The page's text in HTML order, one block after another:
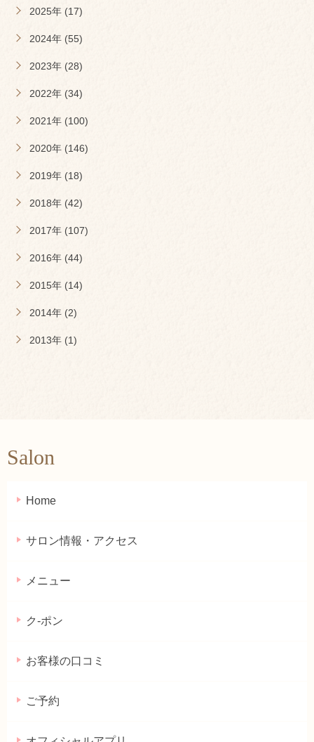
2025年 (17)
2024年 (55)
2023年 (28)
2022年 (34)
2021年 (100)
2020年 (146)
2019年 (18)
2018年 (42)
2017年 (107)
2016年 (44)
2015年 (14)
2014年 (2)
2013年 (1)
Salon
Home
サロン情報・アクセス
メニュー
ク-ポン
お客様の口コミ
ご予約